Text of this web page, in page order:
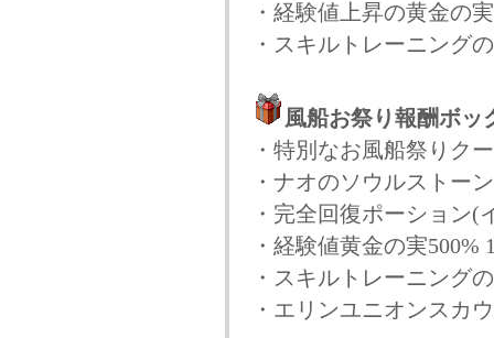
・経験値上昇の黄金の
・スキルトレーニング
風船お祭り報酬ボ
・特別なお風船祭りク
・ナオのソウルストー
・完全回復ポーション(
・経験値黄金の実500%
・スキルトレーニング
・エリンユニオンスカ